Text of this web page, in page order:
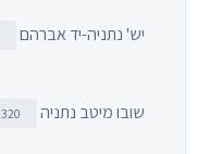
יש' נתניה-יד אברהם
שובו מיטב נתניה 320 מטר